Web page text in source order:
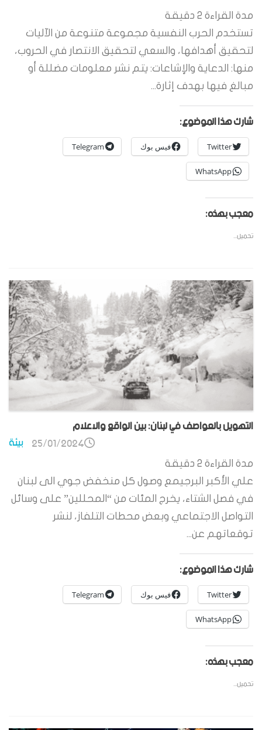
مدة القراءة 2 دقيقة
تستخدم الحرب النفسية مجموعة متنوعة من الآليات
لتحقيق أهدافها، والسعي لتحقيق الانتصار في الحروب،
منها: الدعاية والإشاعات: يتم نشر معلومات مضللة أو
مبالغ فيها بهدف إثارة...
شارك هذا الموضوع:
Twitter فيس بوك Telegram
WhatsApp
معجب بهذه:
تحميل...
التهويل بالعواصف في لبنان: بين الواقع والاعلام
بيئة 25/01/2024
مدة القراءة 2 دقيقة
علي الأكبر البرجيمع وصول كل منخفض جوي الى لبنان
في فصل الشتاء، يخرج المئات من “المحللين” على وسائل
التواصل الاجتماعي وبعض محطات التلفاز، لنشر
توقعاتهم عن...
شارك هذا الموضوع:
Twitter فيس بوك Telegram
WhatsApp
معجب بهذه:
تحميل...